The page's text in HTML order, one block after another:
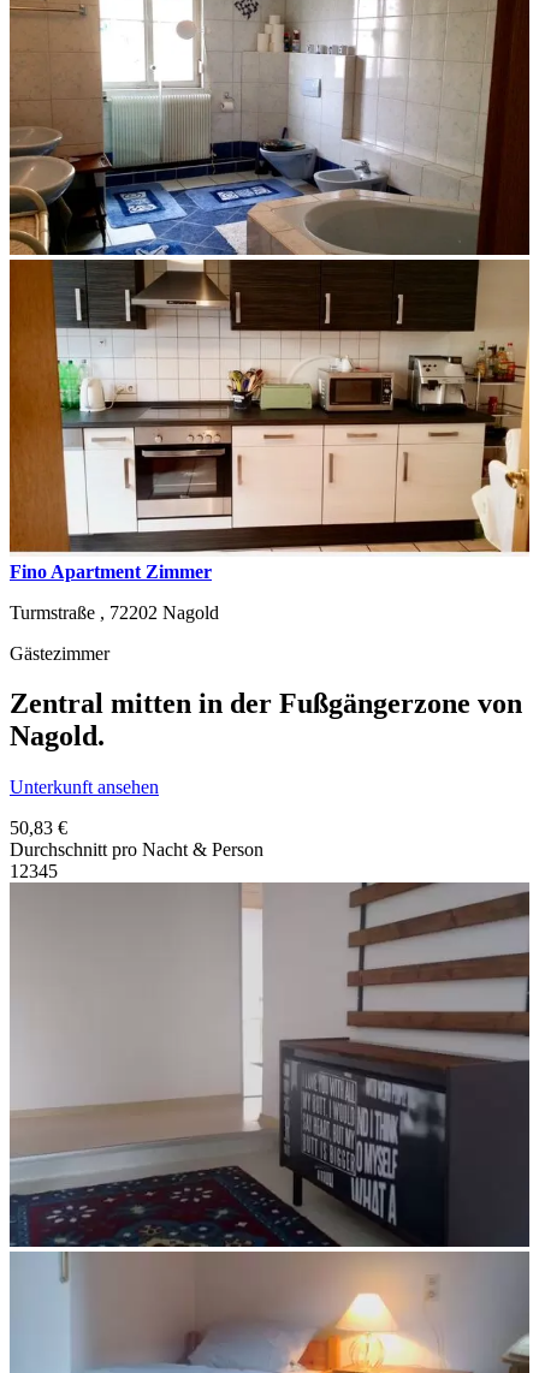
Fino Apartment Zimmer
Turmstraße , 72202 Nagold
Gästezimmer
Zentral mitten in der Fußgängerzone von
Nagold.
Unterkunft ansehen
50,83 €
Durchschnitt pro Nacht & Person
1 2345